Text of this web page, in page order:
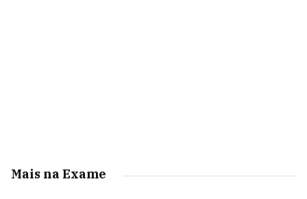
Mais na Exame